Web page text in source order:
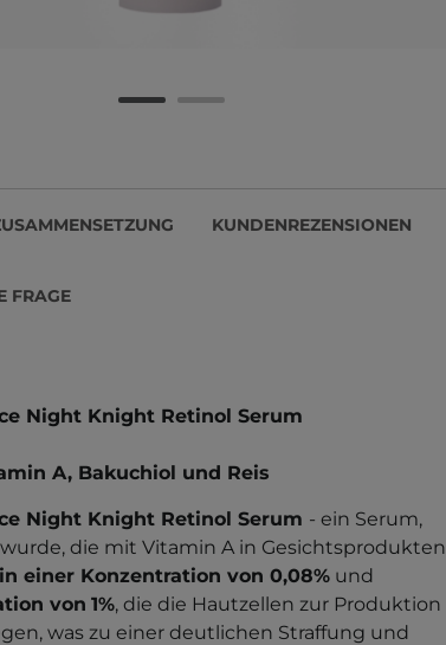
KUNDENREZENSIONEN
FRAGE
Night Knight Retinol Serum
A, Bakuchiol und Reis
Night Knight Retinol Serum - ein Serum,
die mit Vitamin A in Gesichtsprodukten
einer Konzentration von 0,08% und
von 1%, die die Hautzellen zur Produktion
was zu einer deutlichen Straffung und